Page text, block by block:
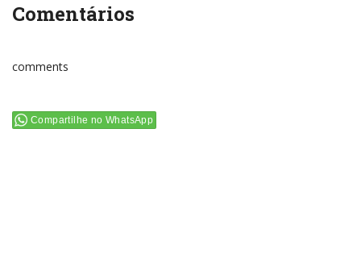
Comentários
comments
Compartilhe no WhatsApp